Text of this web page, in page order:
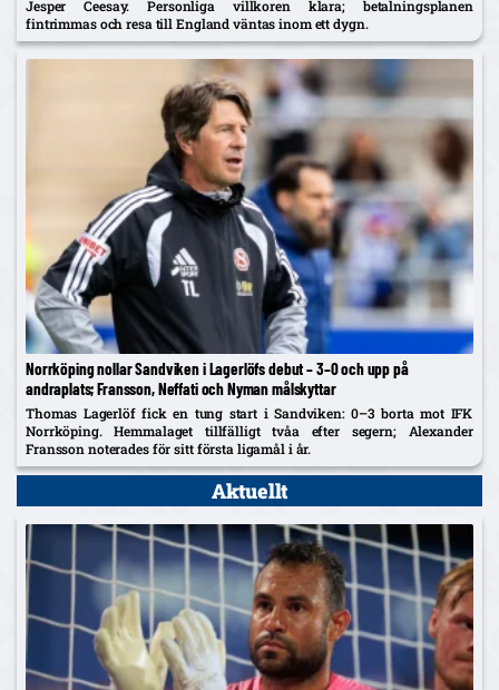
Jesper Ceesay. Personliga villkoren klara; betalningsplanen
fintrimmas och resa till England väntas inom ett dygn.
Norrköping nollar Sandviken i Lagerlöfs debut – 3–0 och upp på
andraplats; Fransson, Neffati och Nyman målskyttar
Thomas Lagerlöf fick en tung start i Sandviken: 0–3 borta mot IFK
Norrköping. Hemmalaget tillfälligt tvåa efter segern; Alexander
Fransson noterades för sitt första ligamål i år.
Aktuellt